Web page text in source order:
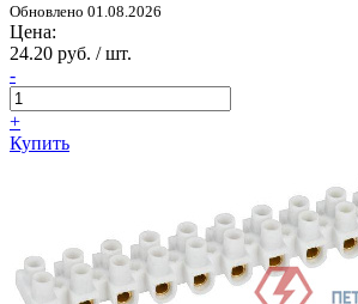
Обновлено 01.08.2026
Цена:
24.20 руб. / шт.
-
+
Купить